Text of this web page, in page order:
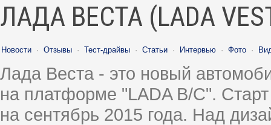
ЛАДА ВЕСТА (LADA
Новости · Отзывы · Тест-драйвы · Статьи · Интервью · Фото ·
Лада Веста - это новый
на платформе "LADA B/C".
на сентябрь 2015 года. Над